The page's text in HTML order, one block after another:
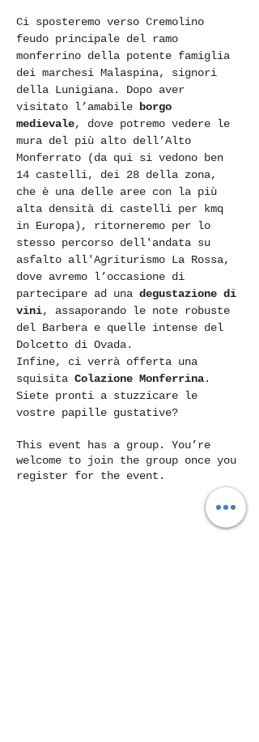
Ci sposteremo verso Cremolino
feudo principale del ramo
monferrino della potente famiglia
dei marchesi Malaspina, signori
della Lunigiana. Dopo aver
visitato l’amabile borgo
medievale, dove potremo vedere le
mura del più alto dell’Alto
Monferrato (da qui si vedono ben
14 castelli, dei 28 della zona,
che è una delle aree con la più
alta densità di castelli per kmq
in Europa), ritorneremo per lo
stesso percorso dell'andata su
asfalto all'Agriturismo La Rossa,
dove avremo l’occasione di
partecipare ad una degustazione di
vini, assaporando le note robuste
del Barbera e quelle intense del
Dolcetto di Ovada.
Infine, ci verrà offerta una
squisita Colazione Monferrina.
Siete pronti a stuzzicare le
vostre papille gustative?
This event has a group. You’re
welcome to join the group once you
register for the event.